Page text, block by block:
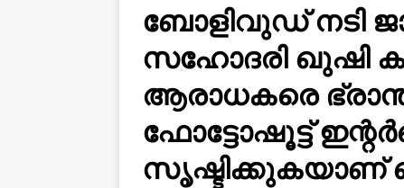
ബോളിവുഡ് നടി
സഹോദരി ഖുഷി
ആരാധകരെ
ഫോട്ടോഷൂട്ട്
സൃഷ്ടിക്കുകയാണ്